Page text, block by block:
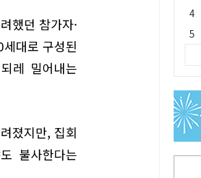
했던 참가자·
대로 구성된
레 밀어내는
졌지만, 집회
불사한다는